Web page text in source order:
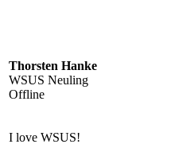
Thorsten Hanke
WSUS Neuling
Offline
I love WSUS!